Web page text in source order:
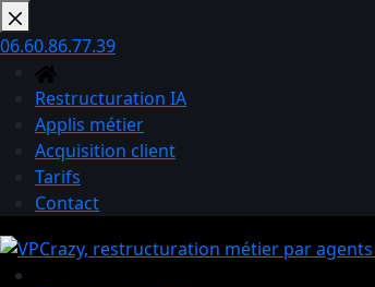
Passer
au
contenu
06.60.86.77.39
Restructuration IA
Applis métier
Acquisition client
Tarifs
Contact